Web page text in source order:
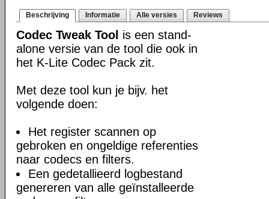
Beschrijving Informatie Alle versies Reviews
Codec Tweak Tool is een stand-
alone versie van de tool die ook in
het K-Lite Codec Pack zit.
Met deze tool kun je bijv. het
volgende doen:
Het register scannen op
gebroken en ongeldige referenties
naar codecs en filters.
Een gedetallieerd logbestand
genereren van alle geïnstalleerde